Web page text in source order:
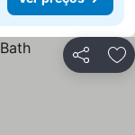
Partilhar